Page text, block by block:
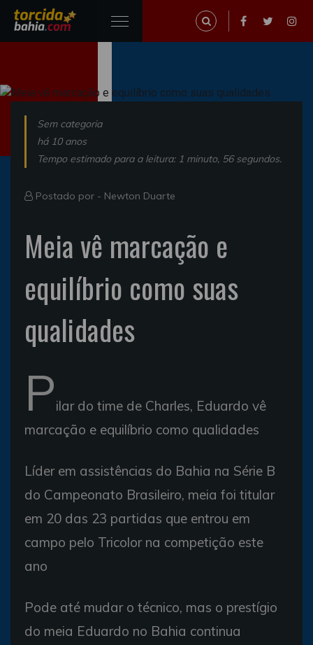
Sem categoria
há 10 anos
Tempo estimado para a leitura: 1 minuto, 56 segundos.
Postado por - Newton Duarte
Meia vê marcação e
equilíbrio como suas
qualidades
Pilar do time de Charles, Eduardo vê
marcação e equilíbrio como qualidades
Líder em assistências do Bahia na Série B
do Campeonato Brasileiro, meia foi titular
em 20 das 23 partidas que entrou em
campo pelo Tricolor na competição este
ano
Pode até mudar o técnico, mas o prestígio
do meia Eduardo no Bahia continua